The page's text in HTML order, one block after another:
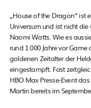
„House of the Dragon“ ist
Universum und ist nicht
Naomi Watts. Wie es
rund 1.000 Jahre vor
goldenen Zeitalter der
eingestampft. Fast
HBO Max Presse-Event
Martin bereits im